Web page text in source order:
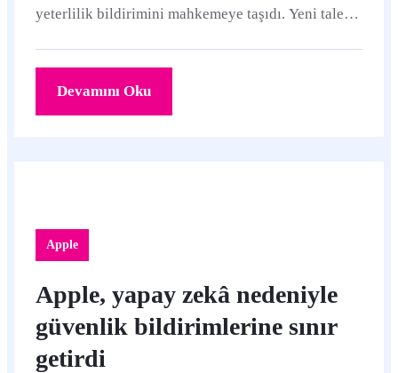
yeterlilik bildirimini mahkemeye taşıdı. Yeni talep
Devamını Oku
Apple
Apple, yapay zekâ nedeniyle
güvenlik bildirimlerine sınır
getirdi